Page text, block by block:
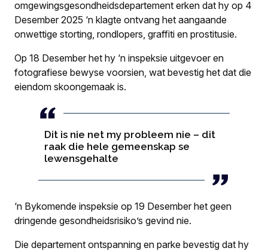
omgewingsgesondheidsdepartement erken dat hy op 4
Desember 2025 ‘n klagte ontvang het aangaande
onwettige storting, rondlopers, graffiti en prostitusie.
Op 18 Desember het hy ‘n inspeksie uitgevoer en
fotografiese bewyse voorsien, wat bevestig het dat die
eiendom skoongemaak is.
Dit is nie net my probleem nie – dit
raak die hele gemeenskap se
lewensgehalte
‘n Bykomende inspeksie op 19 Desember het geen
dringende gesondheidsrisiko’s gevind nie.
Die departement ontspanning en parke bevestig dat hy